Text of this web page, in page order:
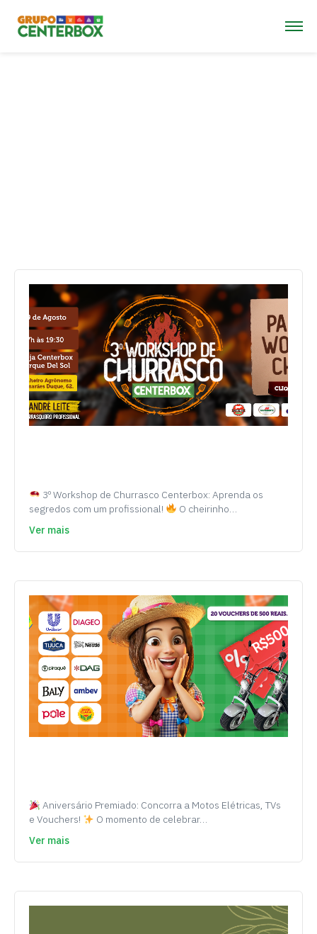
3º Workshop de Churrasco Centerbox: Aprenda os
segredos com um profissional!
O cheirinho…
Ver mais
Aniversário Premiado: Concorra a Motos Elétricas, TVs
e Vouchers!
O momento de celebrar…
Ver mais